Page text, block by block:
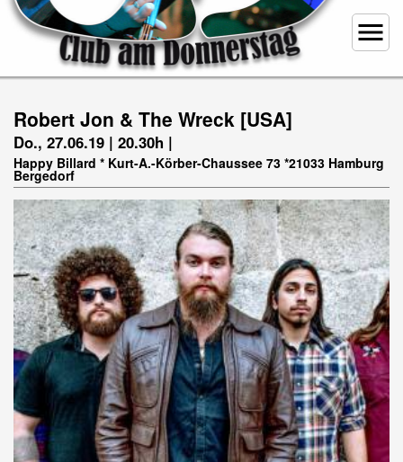
menu
Robert Jon & The Wreck [USA]
Do., 27.06.19 | 20.30h |
Happy Billard * Kurt-A.-Körber-Chaussee 73 *21033 Hamburg
Bergedorf